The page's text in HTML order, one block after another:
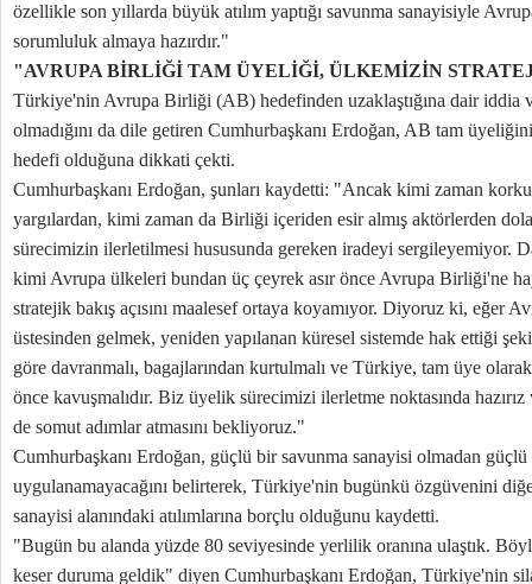
özellikle son yıllarda büyük atılım yaptığı savunma sanayisiyle
sorumluluk almaya hazırdır."
"AVRUPA BİRLİĞİ TAM ÜYELİĞİ, ÜLKEMİZİN
Türkiye'nin Avrupa Birliği (AB) hedefinden uzaklaştığına dair iddia
olmadığını da dile getiren Cumhurbaşkanı Erdoğan, AB tam
hedefi olduğuna dikkati çekti.
Cumhurbaşkanı Erdoğan, şunları kaydetti: "Ancak kimi zaman
yargılardan, kimi zaman da Birliği içeriden esir almış aktörlerden
sürecimizin ilerletilmesi hususunda gereken iradeyi sergileyemiyor.
kimi Avrupa ülkeleri bundan üç çeyrek asır önce Avrupa Birliği'ne
stratejik bakış açısını maalesef ortaya koyamıyor. Diyoruz ki, eğer
üstesinden gelmek, yeniden yapılanan küresel sistemde hak ettiği
göre davranmalı, bagajlarından kurtulmalı ve Türkiye, tam üye
önce kavuşmalıdır. Biz üyelik sürecimizi ilerletme noktasında
de somut adımlar atmasını bekliyoruz."
Cumhurbaşkanı Erdoğan, güçlü bir savunma sanayisi olmadan güçlü
uygulanamayacağını belirterek, Türkiye'nin bugünkü özgüvenini
sanayisi alanındaki atılımlarına borçlu olduğunu kaydetti.
"Bugün bu alanda yüzde 80 seviyesinde yerlilik oranına ulaştık.
keser duruma geldik" diyen Cumhurbaşkanı Erdoğan, Türkiye'nin